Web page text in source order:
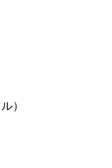
ル）